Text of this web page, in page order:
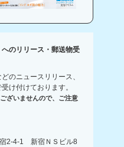
のリリース・郵送物受
のニュースリリース、
け付けております。
ざいませんので、ご注意
2-4-1 新宿ＮＳビル8